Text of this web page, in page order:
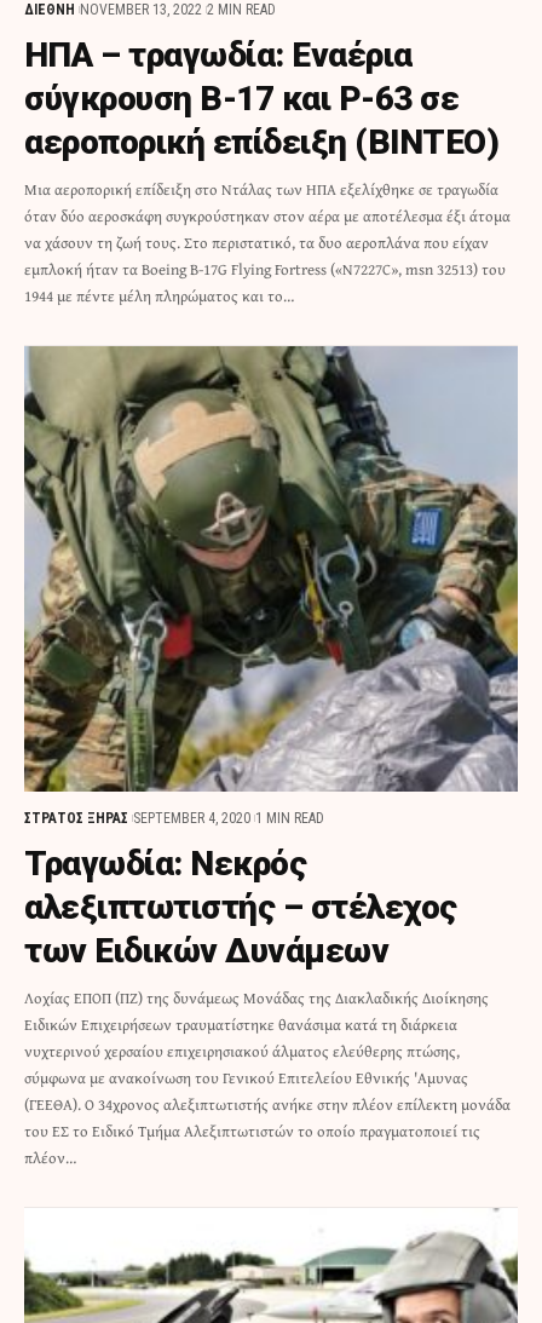
ΔΙΕΘΝΗ NOVEMBER 13, 2022 2 MIN READ
ΗΠΑ – τραγωδία: Εναέρια
σύγκρουση B-17 και P-63 σε
αεροπορική επίδειξη (ΒΙΝΤΕΟ)
Μια αεροπορική επίδειξη στο Ντάλας των ΗΠΑ εξελίχθηκε σε τραγωδία
όταν δύο αεροσκάφη συγκρούστηκαν στον αέρα με αποτέλεσμα έξι άτομα
να χάσουν τη ζωή τους. Στο περιστατικό, τα δυο αεροπλάνα που είχαν
εμπλοκή ήταν τα Boeing B-17G Flying Fortress («N7227C», msn 32513) του
1944 με πέντε μέλη πληρώματος και το…
ΣΤΡΑΤΟΣ ΞΗΡΑΣ SEPTEMBER 4, 2020 1 MIN READ
Τραγωδία: Νεκρός
αλεξιπτωτιστής – στέλεχος
των Ειδικών Δυνάμεων
Λοχίας ΕΠΟΠ (ΠΖ) της δυνάμεως Μονάδας της Διακλαδικής Διοίκησης
Ειδικών Επιχειρήσεων τραυματίστηκε θανάσιμα κατά τη διάρκεια
νυχτερινού χερσαίου επιχειρησιακού άλματος ελεύθερης πτώσης,
σύμφωνα με ανακοίνωση του Γενικού Επιτελείου Εθνικής 'Αμυνας
(ΓΕΕΘΑ). Ο 34χρονος αλεξιπτωτιστής ανήκε στην πλέον επίλεκτη μονάδα
του ΕΣ το Ειδικό Τμήμα Αλεξιπτωτιστών το οποίο πραγματοποιεί τις
πλέον…